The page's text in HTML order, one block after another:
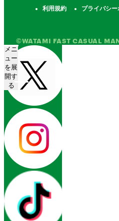
利用規約 プライバシ
©WATAMI FAST CASUAL
メニ
ュー
を展
開す
る